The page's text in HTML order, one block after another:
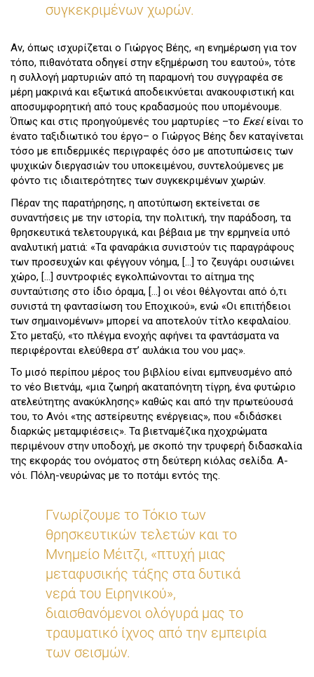
συγκεκριμένων χωρών.
Αν, όπως ισχυρίζεται ο Γιώργος Βέης, «η ενημέρωση για τον
τόπο, πιθανότατα οδηγεί στην εξημέρωση του εαυτού», τότε
η συλλογή μαρτυριών από τη παραμονή του συγγραφέα σε
μέρη μακρινά και εξωτικά αποδεικνύεται ανακουφιστική και
αποσυμφορητική από τους κραδασμούς που υπομένουμε.
Όπως και στις προηγούμενές του μαρτυρίες –το Εκείείναι το
ένατο ταξιδιωτικό του έργο– ο Γιώργος Βέης δεν καταγίνεται
τόσο με επιδερμικές περιγραφές όσο με αποτυπώσεις των
ψυχικών διεργασιών του υποκειμένου, συντελούμενες με
φόντο τις ιδιαιτερότητες των συγκεκριμένων χωρών.
Πέραν της παρατήρησης, η αποτύπωση εκτείνεται σε
συναντήσεις με την ιστορία, την πολιτική, την παράδοση, τα
θρησκευτικά τελετουργικά, και βέβαια με την ερμηνεία υπό
αναλυτική ματιά: «Τα φαναράκια συνιστούν τις παραγράφους
των προσευχών και φέγγουν νόημα, […] το ζευγάρι ουσιώνει
χώρο, […] συντροφιές εγκολπώνονται το αίτημα της
συνταύτισης στο ίδιο όραμα, […] οι νέοι θέλγονται από ό,τι
συνιστά τη φαντασίωση του Εποχικού», ενώ «Οι επιτήδειοι
των σημαινομένων» μπορεί να αποτελούν τίτλο κεφαλαίου.
Στο μεταξύ, «το πλέγμα ενοχής αφήνει τα φαντάσματα να
περιφέρονται ελεύθερα στ’ αυλάκια του νου μας».
Το μισό περίπου μέρος του βιβλίου είναι εμπνευσμένο από
το νέο Βιετνάμ, «μια ζωηρή ακαταπόνητη τίγρη, ένα φυτώριο
ατελεύτητης ανακύκλησης» καθώς και από την πρωτεύουσά
του, το Ανόι «της αστείρευτης ενέργειας», που «διδάσκει
διαρκώς μεταμφιέσεις». Τα βιετναμέζικα ηχοχρώματα
περιμένουν στην υποδοχή, με σκοπό την τρυφερή διδασκαλία
της εκφοράς του ονόματος στη δεύτερη κιόλας σελίδα. Α-
νόι. Πόλη-νευρώνας με το ποτάμι εντός της.
Γνωρίζουμε το Τόκιο των
θρησκευτικών τελετών και το
Μνημείο Μέιτζι, «πτυχή μιας
μεταφυσικής τάξης στα δυτικά
νερά του Ειρηνικού»,
διαισθανόμενοι ολόγυρά μας το
τραυματικό ίχνος από την εμπειρία
των σεισμών.